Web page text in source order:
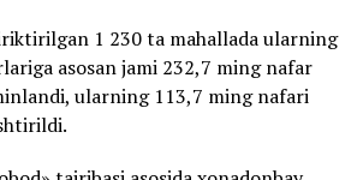
1 230 ta mahallada ularning
asosan jami 232,7 ming nafar
ularning 113,7 ming nafari